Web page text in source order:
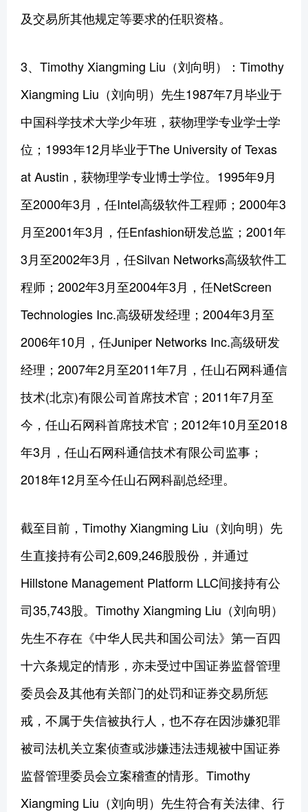
及交易所其他规定等要求的任职资格。
3、Timothy Xiangming Liu（刘向明）：Timothy
Xiangming Liu（刘向明）先生1987年7月毕业于
中国科学技术大学少年班，获物理学专业学士学
位；1993年12月毕业于The University of Texas
at Austin，获物理学专业博士学位。1995年9月
至2000年3月，任Intel高级软件工程师；2000年3
月至2001年3月，任Enfashion研发总监；2001年
3月至2002年3月，任Silvan Networks高级软件工
程师；2002年3月至2004年3月，任NetScreen
Technologies Inc.高级研发经理；2004年3月至
2006年10月，任Juniper Networks Inc.高级研发
经理；2007年2月至2011年7月，任山石网科通信
技术(北京)有限公司首席技术官；2011年7月至
今，任山石网科首席技术官；2012年10月至2018
年3月，任山石网科通信技术有限公司监事；
2018年12月至今任山石网科副总经理。
截至目前，Timothy Xiangming Liu（刘向明）先
生直接持有公司2,609,246股股份，并通过
Hillstone Management Platform LLC间接持有公
司35,743股。Timothy Xiangming Liu（刘向明）
先生不存在《中华人民共和国公司法》第一百四
十六条规定的情形，亦未受过中国证券监督管理
委员会及其他有关部门的处罚和证券交易所惩
戒，不属于失信被执行人，也不存在因涉嫌犯罪
被司法机关立案侦查或涉嫌违法违规被中国证券
监督管理委员会立案稽查的情形。Timothy
Xiangming Liu（刘向明）先生符合有关法律、行